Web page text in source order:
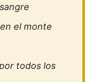
el monte
todos los